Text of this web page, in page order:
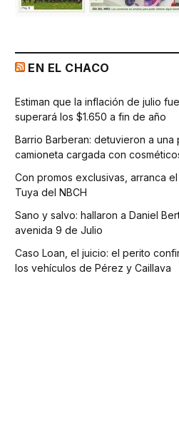
EN EL CHACO
Estiman que la inflación de julio
superará los $1.650 a fin de año
Barrio Barberan: detuvieron a
camioneta cargada con
Con promos exclusivas, arranca
Tuya del NBCH
Sano y salvo: hallaron a Daniel
avenida 9 de Julio
Caso Loan, el juicio: el perito
los vehículos de Pérez y Caillava